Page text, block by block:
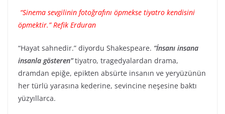
“Sinema sevgilinin fotoğrafını öpmekse tiyatro kendisini
öpmektir.” Refik Erduran
“Hayat sahnedir.” diyordu Shakespeare. “İnsanı insana
insanla gösteren”tiyatro, tragedyalardan drama,
dramdan epiğe, epikten absürte insanın ve yeryüzünün
her türlü yarasına kederine, sevincine neşesine baktı
yüzyıllarca.